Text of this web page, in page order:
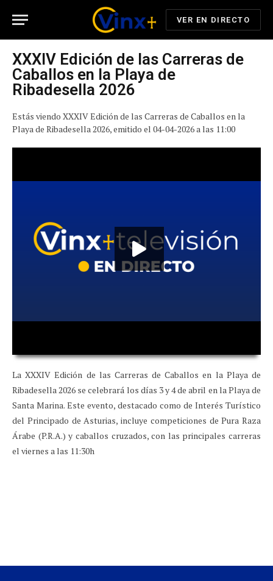
VER EN DIRECTO
XXXIV Edición de las Carreras de
Caballos en la Playa de
Ribadesella 2026
Estás viendo XXXIV Edición de las Carreras de Caballos en la
Playa de Ribadesella 2026, emitido el 04-04-2026 a las 11:00
La XXXIV Edición de las Carreras de Caballos en la Playa de
Ribadesella 2026 se celebrará los días 3 y 4 de abril en la Playa de
Santa Marina. Este evento, destacado como de Interés Turístico
del Principado de Asturias, incluye competiciones de Pura Raza
Árabe (P.R.A.) y caballos cruzados, con las principales carreras
el viernes a las 11:30h